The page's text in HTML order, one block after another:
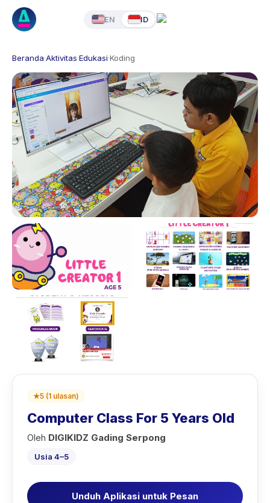
EN ID
Beranda·Aktivitas·Edukasi·Koding
★5 (1 ulasan)
Computer Class For 5 Years Old
Oleh DIGIKIDZ Gading Serpong
Usia 4–5
Unduh Aplikasi untuk Pesan